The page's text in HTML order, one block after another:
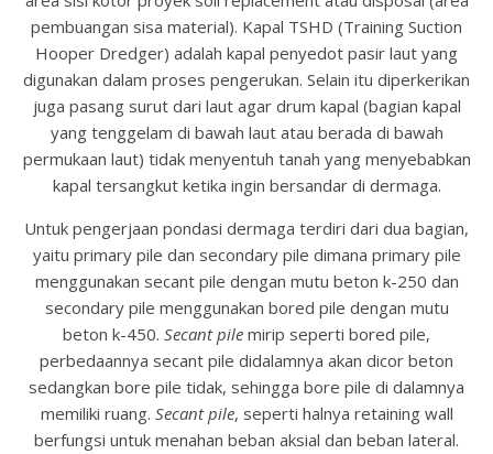
pembuangan sisa material). Kapal TSHD (Training Suction
Hooper Dredger) adalah kapal penyedot pasir laut yang
digunakan dalam proses pengerukan. Selain itu diperkerikan
juga pasang surut dari laut agar drum kapal (bagian kapal
yang tenggelam di bawah laut atau berada di bawah
permukaan laut) tidak menyentuh tanah yang menyebabkan
kapal tersangkut ketika ingin bersandar di dermaga.
Untuk pengerjaan pondasi dermaga terdiri dari dua bagian,
yaitu primary pile dan secondary pile dimana primary pile
menggunakan secant pile dengan mutu beton k-250 dan
secondary pile menggunakan bored pile dengan mutu
beton k-450. Secant pile mirip seperti bored pile,
perbedaannya secant pile didalamnya akan dicor beton
sedangkan bore pile tidak, sehingga bore pile di dalamnya
memiliki ruang. Secant pile, seperti halnya retaining wall
berfungsi untuk menahan beban aksial dan beban lateral.